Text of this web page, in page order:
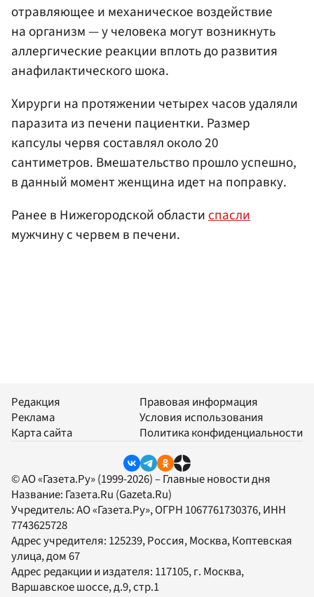
отравляющее и механическое воздействие
на организм — у человека могут возникнуть
аллергические реакции вплоть до развития
анафилактического шока.
Хирурги на протяжении четырех часов удаляли
паразита из печени пациентки. Размер
капсулы червя составлял около 20
сантиметров. Вмешательство прошло успешно,
в данный момент женщина идет на поправку.
Ранее в Нижегородской областиспасли
мужчину с червем в печени.
Редакция
Реклама
Карта сайта
Правовая информация
Условия использования
Политика конфиденциальности
© АО «Газета.Ру» (1999-2026) – Главные новости дня
Название: Газета.Ru (Gazeta.Ru)
Учредитель:АО «Газета.Ру», ОГРН 1067761730376, ИНН
7743625728
Адрес учредителя: 125239, Россия, Москва, Коптевская
улица, дом 67
Адрес редакции и издателя: 117105, г. Москва,
Варшавское шоссе, д.9, стр.1